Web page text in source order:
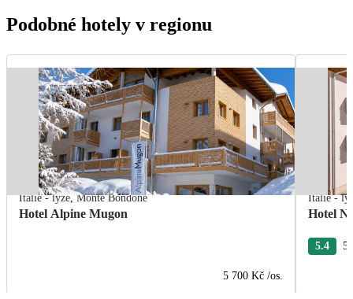
Podobné hotely v regionu
Itálie - lyže, Monte Bondone
Hotel Alpine Mugon
5 700 Kč /os.
Itálie -
Hotel
5.4 5